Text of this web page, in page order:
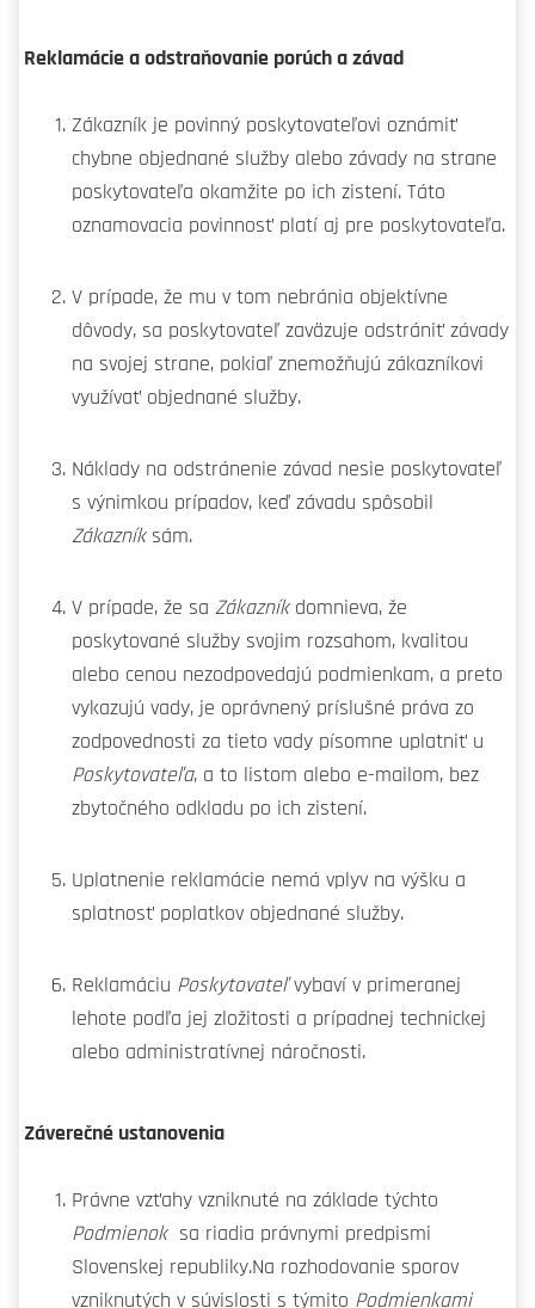
Reklamácie a odstraňovanie porúch a závad
Zákazník je povinný poskytovateľovi oznámiť
chybne objednané služby alebo závady na strane
poskytovateľa okamžite po ich zistení. Táto
oznamovacia povinnosť platí aj pre poskytovateľa.
V prípade, že mu v tom nebránia objektívne
dôvody, sa poskytovateľ zaväzuje odstrániť závady
na svojej strane, pokiaľ znemožňujú zákazníkovi
využívať objednané služby.
Náklady na odstránenie závad nesie poskytovateľ
s výnimkou prípadov, keď závadu spôsobil
Zákazníksám.
V prípade, že sa Zákazníkdomnieva, že
poskytované služby svojim rozsahom, kvalitou
alebo cenou nezodpovedajú podmienkam, a preto
vykazujú vady, je oprávnený príslušné práva zo
zodpovednosti za tieto vady písomne ​​uplatniť u
Poskytovateľa, a to listom alebo e-mailom, bez
zbytočného odkladu po ich zistení.
Uplatnenie reklamácie nemá vplyv na výšku a
splatnosť poplatkov objednané služby.
Reklamáciu Poskytovateľvybaví v primeranej
lehote podľa jej zložitosti a prípadnej technickej
alebo administratívnej náročnosti.
Záverečné ustanovenia
Právne vzťahy vzniknuté na základe týchto
Podmienoksa riadia právnymi predpismi
Slovenskej republiky.Na rozhodovanie sporov
vzniknutých v súvislosti s týmito Podmienkami